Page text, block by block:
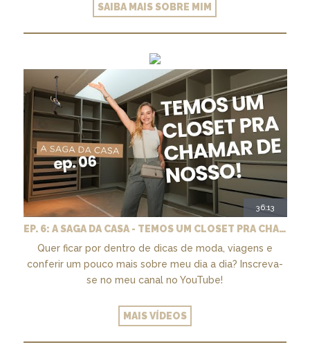
SAIBA MAIS SOBRE MIM
36:13
EP. 6: A SAGA DA CASA - TEMOS UM CLOSET PRA CHAMAR DE NOSSO + MARCENARIA E PAISAGISMO
Quer ficar por dentro de dicas de moda, viagens e
conferir um pouco mais sobre meu dia a dia? Inscreva-
se no meu canal no YouTube!
MAIS VÍDEOS